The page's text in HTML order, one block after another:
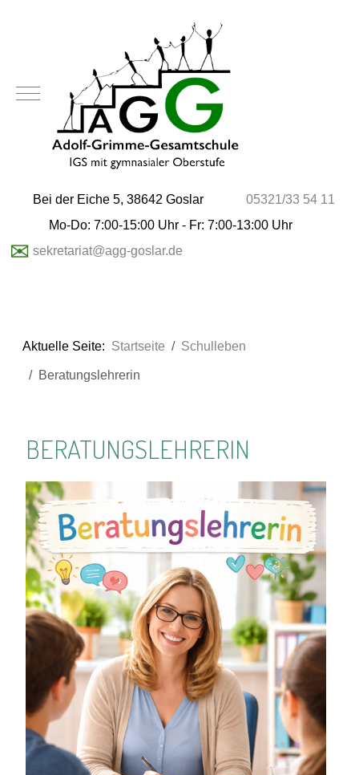
Mobile Menu Toggle
Bei der Eiche 5, 38642 Goslar
05321/33 54 11
Mo-Do: 7:00-15:00 Uhr - Fr: 7:00-13:00 Uhr
✉ sekretariat@agg-goslar.de
Aktuelle Seite: Startseite Schulleben
Beratungslehrerin
BERATUNGSLEHRERIN